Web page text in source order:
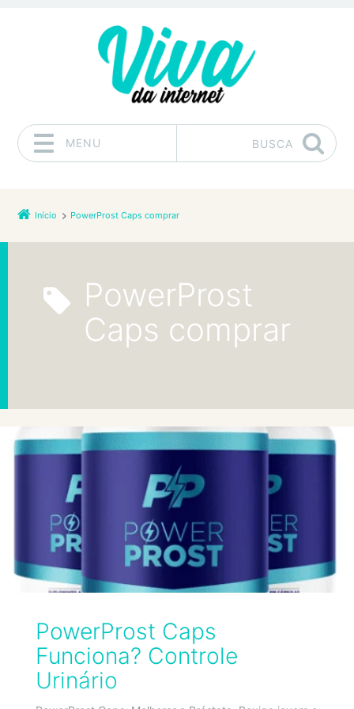
MENU BUSCA
Início PowerProst Caps comprar
PowerProst
Caps comprar
PowerProst Caps
Funciona? Controle
Urinário